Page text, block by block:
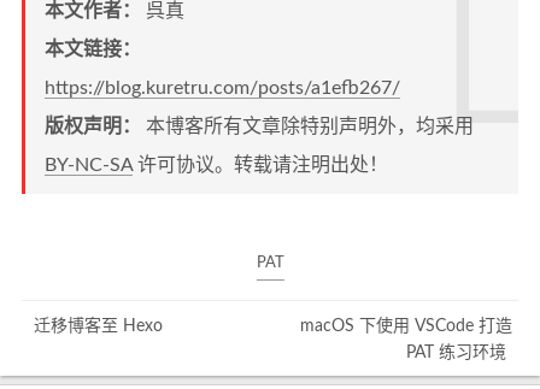
本文作者： 呉真
本文链接：
https://blog.kuretru.com/posts/a1efb267/
版权声明： 本博客所有文章除特别声明外，均采用
BY-NC-SA许可协议。转载请注明出处！
PAT
迁移博客至 Hexo
macOS 下使用 VSCode 打造
PAT 练习环境